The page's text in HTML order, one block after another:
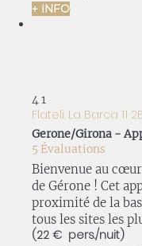
+ INFO
41
Flateli. La Barca 11
Gerone/Girona -
5 Évaluations
Bienvenue au
de Gérone ! Cet
proximité de la
tous les sites les
(22 € pers./nuit)